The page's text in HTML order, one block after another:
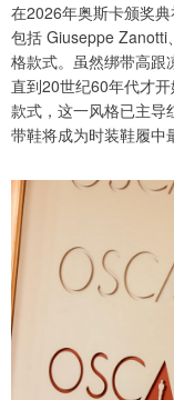
在2026年奥斯卡颁奖
包括 Giuseppe Zanotti
格款式。虽然绑带高跟
直到20世纪60年代才
款式，这一风格已主导
带鞋将成为时装鞋履中